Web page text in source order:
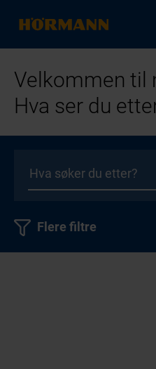
Velkommen til
Hva ser du
Flere filtre